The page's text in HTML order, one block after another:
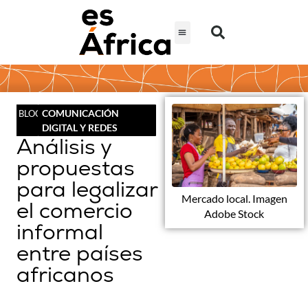
BLOG COMUNICACIÓN
DIGITAL Y REDES
Análisis y
propuestas
para legalizar
el comercio
informal
entre países
africanos
Mercado local. Imagen
Adobe Stock